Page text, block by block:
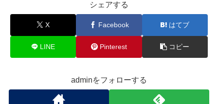
シェアする
X Facebook はてブ
LINE Pinterest コピー
adminをフォローする